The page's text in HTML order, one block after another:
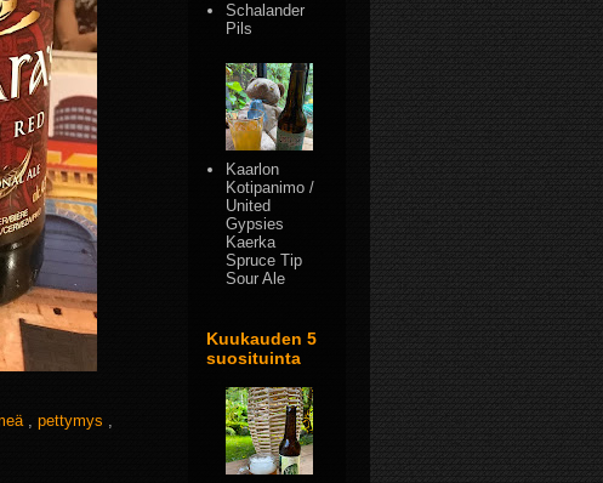
, pettymys ,
Schalander
Pils
Kaarlon
Kotipanimo /
United
Gypsies
Kaerka
Spruce Tip
Sour Ale
Kuukauden 5
suosituinta